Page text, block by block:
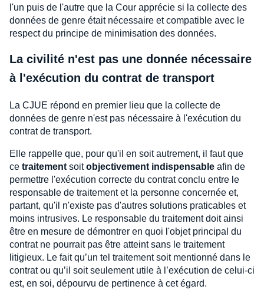
l'un puis de l'autre que la Cour apprécie si la collecte des
données de genre était nécessaire et compatible avec le
respect du principe de minimisation des données.
La civilité n'est pas une donnée nécessaire
à l'exécution du contrat de transport
La CJUE répond en premier lieu que la collecte de
données de genre n'est pas nécessaire à l'exécution du
contrat de transport.
Elle rappelle que, pour qu'il en soit autrement, il faut que
ce traitement soitobjectivement indispensable afin de
permettre l'exécution correcte du contrat conclu entre le
responsable de traitement et la personne concernée et,
partant, qu'il n'existe pas d'autres solutions praticables et
moins intrusives. Le responsable du traitement doit ainsi
être en mesure de démontrer en quoi l'objet principal du
contrat ne pourrait pas être atteint sans le traitement
litigieux. Le fait qu’un tel traitement soit mentionné dans le
contrat ou qu’il soit seulement utile à l’exécution de celui-ci
est, en soi, dépourvu de pertinence à cet égard.